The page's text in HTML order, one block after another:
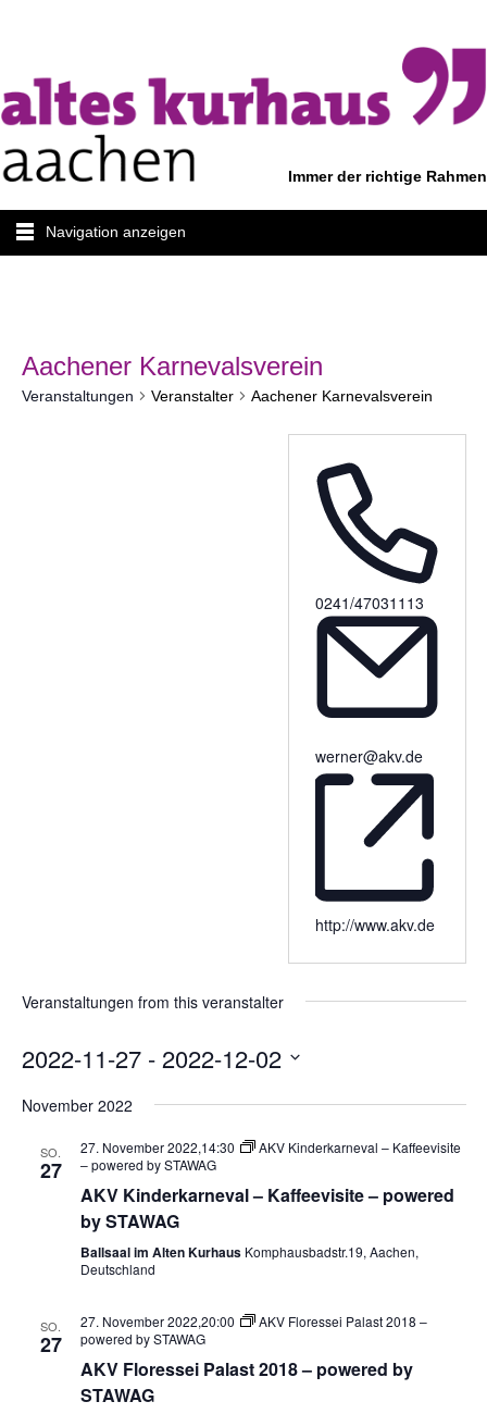
Immer der richtige Rahmen
Navigation anzeigen
Aachener Karnevalsverein
Veranstaltungen Veranstalter Aachener Karnevalsverein
0241/47031113
werner@akv.de
http://www.akv.de
Veranstaltungen from this veranstalter
2022-11-27 - 2022-12-02
wählen.
November 2022
SO.
27
27. November 2022,14:30
AKV Kinderkarneval – Kaffeevisite
– powered by STAWAG
AKV Kinderkarneval – Kaffeevisite – powered
by STAWAG
Ballsaal im Alten Kurhaus Komphausbadstr.19, Aachen,
Deutschland
SO.
27
27. November 2022,20:00
AKV Floressei Palast 2018 –
powered by STAWAG
AKV Floressei Palast 2018 – powered by
STAWAG